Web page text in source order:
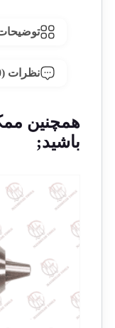
نظرات (0)
همچنین
باشید;